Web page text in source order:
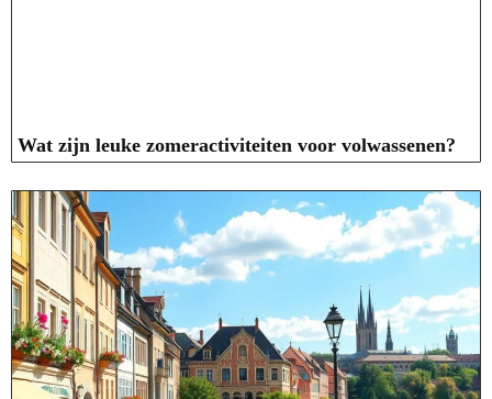
Wat zijn leuke zomeractiviteiten voor volwassenen?